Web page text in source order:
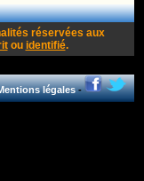
réservées aux
ou identifié.
légales-